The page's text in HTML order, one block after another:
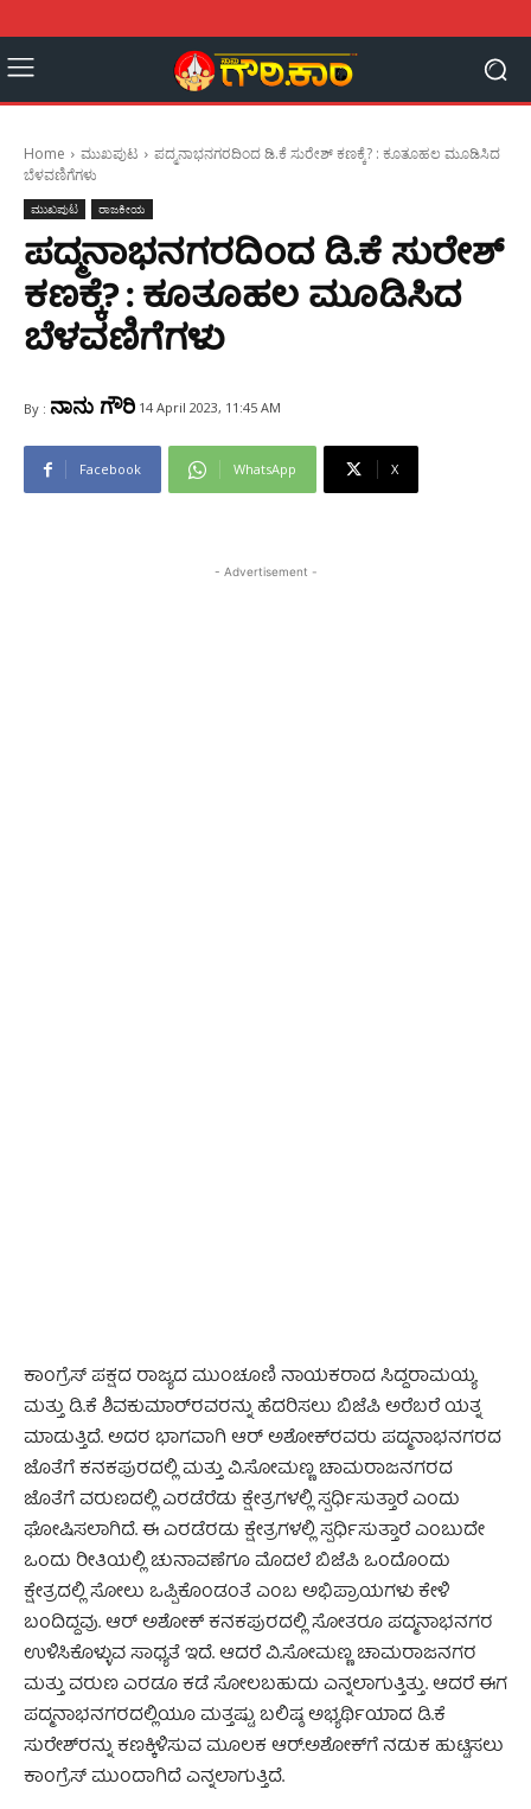
Home ಮುಖಪುಟ
ಪದ್ಮನಾಭನಗರದಿಂದ ಡಿ.ಕೆ ಸುರೇಶ್ ಕಣಕ್ಕೆ? : ಕೂತೂಹಲ ಮೂಡಿಸಿದ
ಬೆಳವಣಿಗೆಗಳು
ಮುಖಪುಟ ರಾಜಕೀಯ
ಪದ್ಮನಾಭನಗರದಿಂದ ಡಿ.ಕೆ ಸುರೇಶ್
ಕಣಕ್ಕೆ? : ಕೂತೂಹಲ ಮೂಡಿಸಿದ
ಬೆಳವಣಿಗೆಗಳು
By : ನಾನು ಗೌರಿ 14 April 2023, 11:45 AM
Facebook WhatsApp X
- Advertisement -
ಕಾಂಗ್ರೆಸ್ ಪಕ್ಷದ ರಾಜ್ಯದ ಮುಂಚೂಣಿ ನಾಯಕರಾದ ಸಿದ್ದರಾಮಯ್ಯ
ಮತ್ತು ಡಿ.ಕೆ ಶಿವಕುಮಾರ್‌ರವರನ್ನು ಹೆದರಿಸಲು ಬಿಜೆಪಿ ಅರೆಬರೆ ಯತ್ನ
ಮಾಡುತ್ತಿದೆ. ಅದರ ಭಾಗವಾಗಿ ಆರ್ ಅಶೋಕ್‌ರವರು ಪದ್ಮನಾಭನಗರದ
ಜೊತೆಗೆ ಕನಕಪುರದಲ್ಲಿ ಮತ್ತು ವಿ.ಸೋಮಣ್ಣ ಚಾಮರಾಜನಗರದ
ಜೊತೆಗೆ ವರುಣದಲ್ಲಿ ಎರಡೆರೆಡು ಕ್ಷೇತ್ರಗಳಲ್ಲಿ ಸ್ಪರ್ಧಿಸುತ್ತಾರೆ ಎಂದು
ಘೋಷಿಸಲಾಗಿದೆ. ಈ ಎರಡೆರಡು ಕ್ಷೇತ್ರಗಳಲ್ಲಿ ಸ್ಪರ್ಧಿಸುತ್ತಾರೆ ಎಂಬುದೇ
ಒಂದು ರೀತಿಯಲ್ಲಿ ಚುನಾವಣೆಗೂ ಮೊದಲೆ ಬಿಜೆಪಿ ಒಂದೊಂದು
ಕ್ಷೇತ್ರದಲ್ಲಿ ಸೋಲು ಒಪ್ಪಿಕೊಂಡಂತೆ ಎಂಬ ಅಭಿಪ್ರಾಯಗಳು ಕೇಳಿ
ಬಂದಿದ್ದವು. ಆರ್ ಅಶೋಕ್ ಕನಕಪುರದಲ್ಲಿ ಸೋತರೂ ಪದ್ಮನಾಭನಗರ
ಉಳಿಸಿಕೊಳ್ಳುವ ಸಾಧ್ಯತೆ ಇದೆ. ಆದರೆ ವಿ.ಸೋಮಣ್ಣ ಚಾಮರಾಜನಗರ
ಮತ್ತು ವರುಣ ಎರಡೂ ಕಡೆ ಸೋಲಬಹುದು ಎನ್ನಲಾಗುತ್ತಿತ್ತು. ಆದರೆ ಈಗ
ಪದ್ಮನಾಭನಗರದಲ್ಲಿಯೂ ಮತ್ತಷ್ಟು ಬಲಿಷ್ಠ ಅಭ್ಯರ್ಥಿಯಾದ ಡಿ.ಕೆ
ಸುರೇಶ್‌ರನ್ನು ಕಣಕ್ಕಿಳಿಸುವ ಮೂಲಕ ಆರ್‌.ಅಶೋಕ್‌ಗೆ ನಡುಕ ಹುಟ್ಟಿಸಲು
ಕಾಂಗ್ರೆಸ್ ಮುಂದಾಗಿದೆ ಎನ್ನಲಾಗುತ್ತಿದೆ.